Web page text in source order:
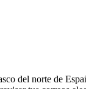
del norte de